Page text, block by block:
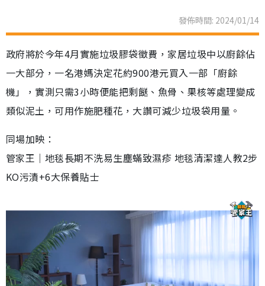
發佈時間: 2024/01/14
政府將於今年4月實施垃圾膠袋徵費，家居垃圾中以廚餘佔
一大部分，一名港媽決定花約900港元買入一部「廚餘
機」，實測只需3小時便能把剩餸、魚骨、果核等處理變成
類似泥土，可用作施肥種花，大讚可減少垃圾袋用量。
同場加映：
管家王｜地毯長期不洗易生塵蟎致濕疹 地毯清潔達人教2步
KO污漬+6大保養貼士